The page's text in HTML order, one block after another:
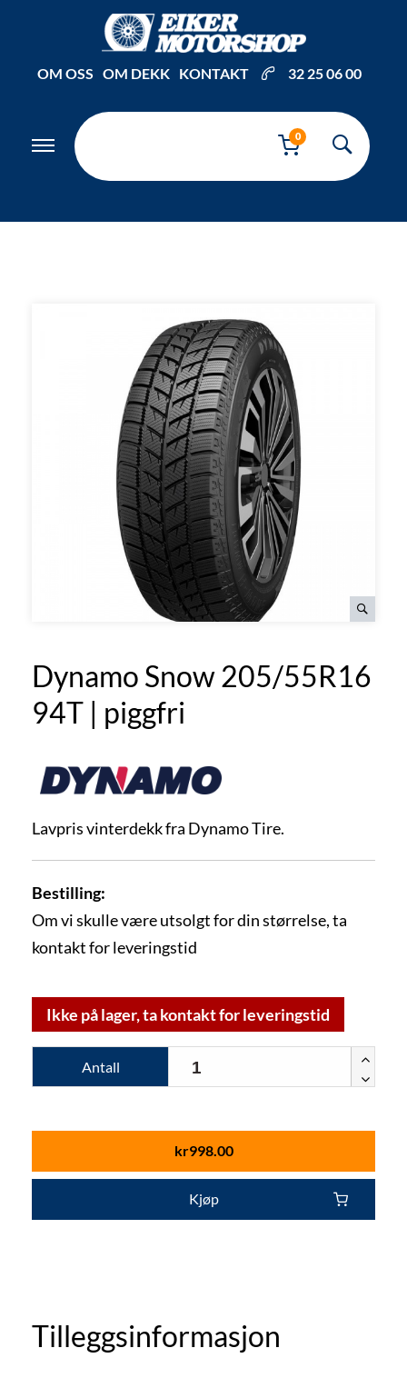
OM OSS OM DEKK KONTAKT 32 25 06 00
0
Dynamo Snow 205/55R16
94T | piggfri
Lavpris vinterdekk fra Dynamo Tire.
Bestilling:
Om vi skulle være utsolgt for din størrelse, ta
kontakt for leveringstid
Ikke på lager, ta kontakt for leveringstid
Antall
kr998.00
Kjøp
Tilleggsinformasjon